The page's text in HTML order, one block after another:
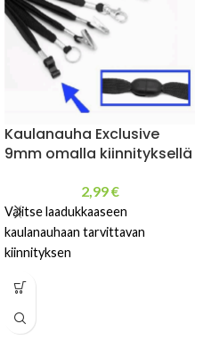
Kaulanauha Exclusive
9mm omalla kiinnityksellä
2,99€
Valitse laadukkaaseen
kaulanauhaan tarvittavan
kiinnityksen